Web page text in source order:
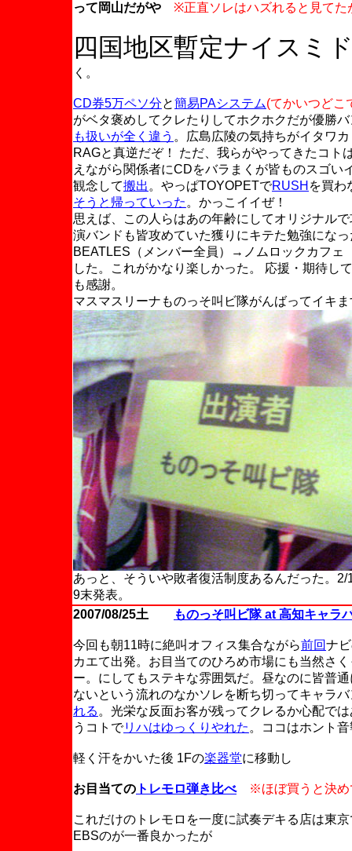
って岡山だがや ※正直ソレはハズれると見てた
四国地区暫定ナイスミ
く。
CD券5万ペソ分と簡易PAシステム(てかいつどこ
がベタ褒めしてクレたりしてホクホクだが優勝
も扱いが全く違う 。広島広陵の気持ちがイタワ
RAGと真逆だぞ！ ただ、我らがやってきたコト
えながら関係者にCDをバラまくが皆ものスゴ
観念して搬出 。やっぱTOYOPETでRUSH を買わ
そうと帰っていった 。かっこイイぜ！
思えば、この人らはあの年齢にしてオリジナル
演バンドも皆攻めていた獲りにキテた勉強にな
BEATLES（メンバー全員）→ノムロックカフ
した。これがかなり楽しかった。 応援・期待し
も感謝。
マスマスリーナものっそ叫ビ隊がんばってイキ
あっと、そういや敗者復活制度あるんだった。
9末発表。
2007/08/25土
ものっそ叫ビ隊 at 高知キャラ
今回も朝11時に絶叫オフィス集合ながら前回ナ
カエて出発。お目当てのひろめ市場にも当然さ
ー。にしてもステキな雰囲気だ。昼なのに皆普
ないという流れのなかソレを断ち切ってキャラ
れる 。光栄な反面お客が残ってクレるか心配で
うコトでリハはゆっくりやれた 。ココはホント
軽く汗をかいた後 1Fの楽器堂に移動し
お目当ての トレモロ弾き比べ ※ほぼ買うと決め
これだけのトレモロを一度に試奏デキる店は東
EBSのが一番良かったが